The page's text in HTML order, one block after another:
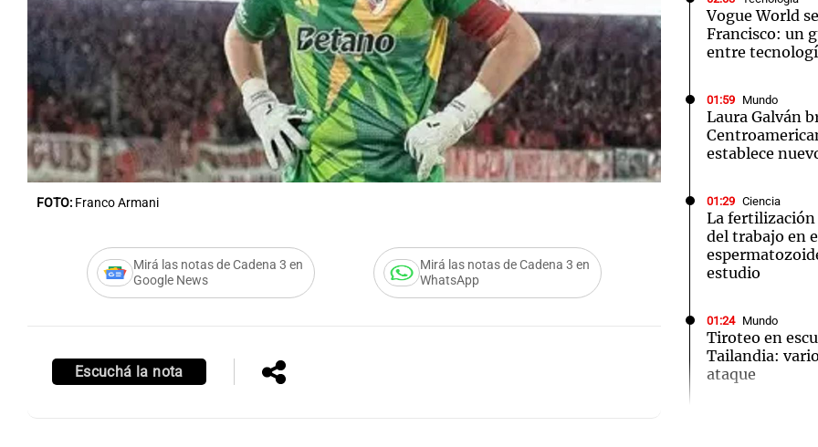
FOTO: Franco Armani
Mirá las notas de Cadena 3 en
Google News
Mirá las notas de Cadena 3 en
WhatsApp
Escuchá la nota
Vogue World
Francisco: un
entre
01:59 Mundo
Laura Galván
establece
01:29 Ciencia
La fertilización
del trabajo en
estudio
01:24 Mundo
Tiroteo en
Tailandia:
ataque
Audio.